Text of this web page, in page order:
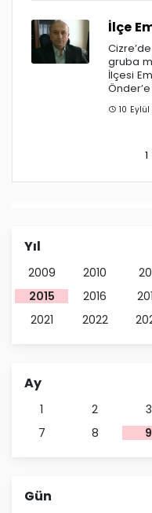
İlçe
gruba
İlçesi
10
1
Yıl
2009 2010
2015
2016
2021
2022
Ay
1 2 3
7
8 9
Gün